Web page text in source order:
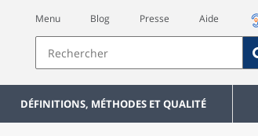
Menu Blog Presse Aide
DÉFINITIONS, MÉTHODES ET QUALITÉ